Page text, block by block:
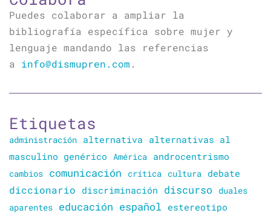
Puedes colaborar a ampliar la
bibliografía específica sobre mujer y
lenguaje mandando las referencias
a info@dismupren.com .
Etiquetas
administración alternativa alternativas al
masculino genérico América androcentrismo
cambios comunicación crítica cultura debate
diccionario discriminación discurso duales
aparentes educación español estereotipo